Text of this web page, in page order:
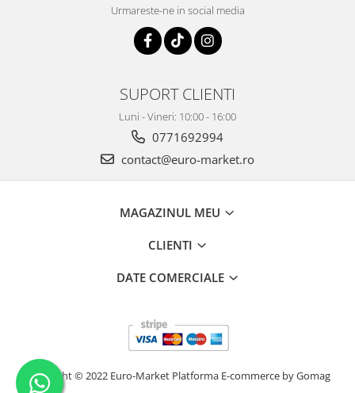
Urmareste-ne in social media
SUPORT CLIENTI
Luni - Vineri: 10:00 - 16:00
0771692994
contact@euro-market.ro
MAGAZINUL MEU
CLIENTI
DATE COMERCIALE
Copyright © 2022 Euro-Market Platforma E-commerce by Gomag